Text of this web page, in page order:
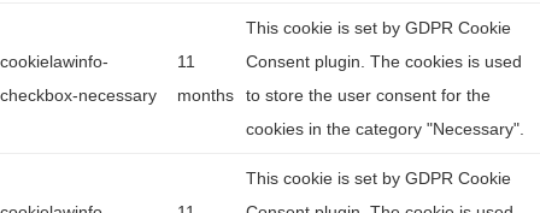
cookielawinfo-
checkbox-necessary
11
months
This cookie is set by GDPR Cookie
Consent plugin. The cookies is used
to store the user consent for the
cookies in the category "Necessary".
This cookie is set by GDPR Cookie